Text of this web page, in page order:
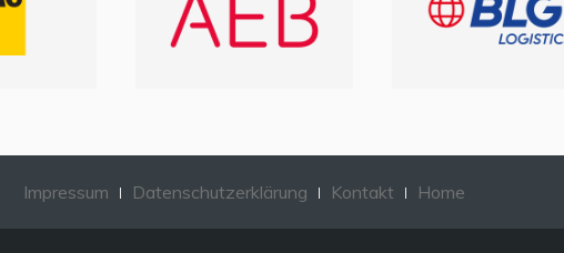
Impressum Datenschutzerklärung Kontakt Home